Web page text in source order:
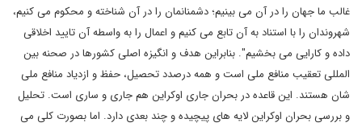
غالب ما جهان را در آن می بینیم؛ دشمنانمان را در آن شناخته و محکوم می کنیم،
شهروندان را با استناد به آن تابع می کنیم و اعمال را به واسطه آن تایید اخلاقی
داده و کارایی می بخشیم". بنابراین هدف و انگیزه اصلی کشورها در صحنه بین
المللی تعقیب منافع ملی است و همه درصدد تحصیل، حفظ و ازدیاد منافع ملی
شان هستند. این قاعده در بحران جاری اوکراین هم جاری و ساری است. تحلیل
و بررسی بحران اوکراین لایه های پیچیده و چند بعدی دارد. اما بصورت کلی می